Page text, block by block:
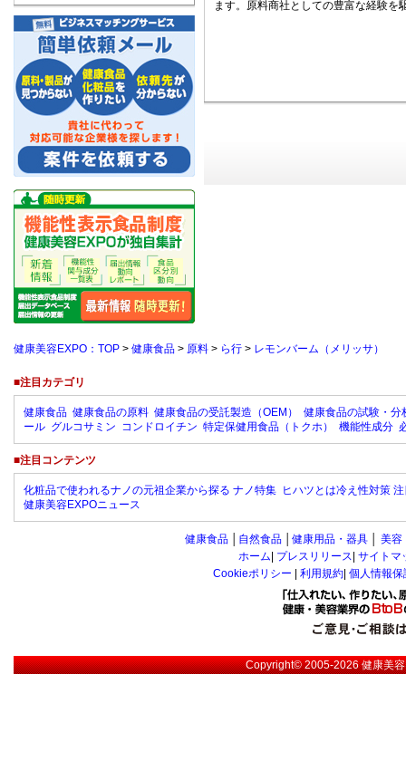
ます。原料商社としての豊富な経験を
健康美容EXPO：TOP > 健康食品 > 原料 > ら行 > レモンバーム（メリッサ）
■注目カテゴリ
健康食品 健康食品の原料 健康食品の受託製造（OEM）
健康食品の試験・分
ール グルコサミン コンドロイチン 特定保健用食品（トクホ） 機能性成分
■注目コンテンツ
化粧品で使われるナノの元祖企業から探る ナノ特集 ヒハツとは冷え性対策
健康美容EXPOニュース
健康食品 自然食品 健康用品・器具 美容
ホーム プレスリリース サイトマ
Cookieポリシー
利用規約 個人情報
Copyright© 2005-2026健康美